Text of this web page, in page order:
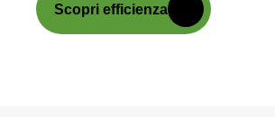
Scopri efficienza